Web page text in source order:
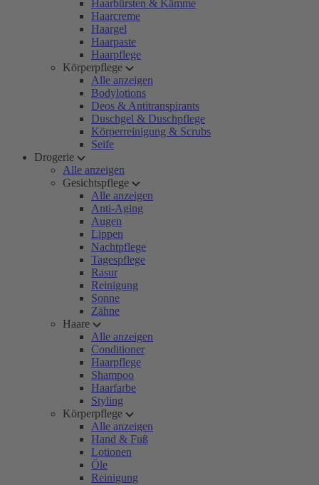
Haarbürsten & Kämme
Haarcreme
Haargel
Haarpaste
Haarpflege
Körperpflege
Alle anzeigen
Bodylotions
Deos & Antitranspirants
Duschgel & Duschpflege
Körperreinigung & Scrubs
Seife
Drogerie
Alle anzeigen
Gesichtspflege
Alle anzeigen
Anti-Aging
Augen
Lippen
Nachtpflege
Tagespflege
Rasur
Reinigung
Sonne
Zähne
Haare
Alle anzeigen
Conditioner
Haarpflege
Shampoo
Haarfarbe
Styling
Körperpflege
Alle anzeigen
Hand & Fuß
Lotionen
Öle
Reinigung